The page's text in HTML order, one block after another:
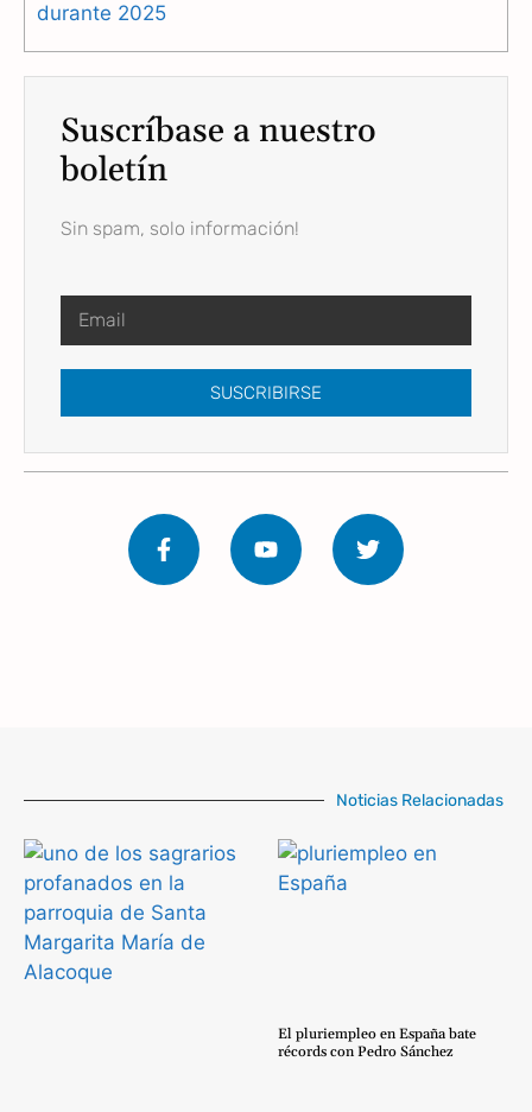
durante 2025
Suscríbase a nuestro
boletín
Sin spam, solo información!
SUSCRIBIRSE
Noticias Relacionadas
El pluriempleo en España bate
récords con Pedro Sánchez